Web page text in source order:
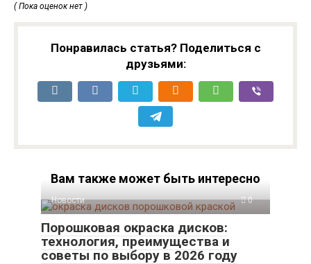
( Пока оценок нет )
Понравилась статья? Поделиться с
друзьями:
Вам также может быть интересно
Новости 0
Порошковая окраска дисков:
технология, преимущества и
советы по выбору в 2026 году